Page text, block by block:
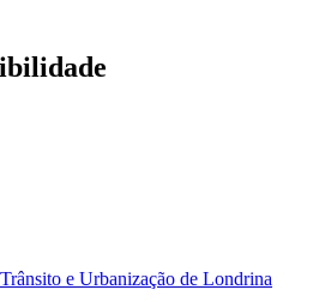
e Urbanização de Londrina